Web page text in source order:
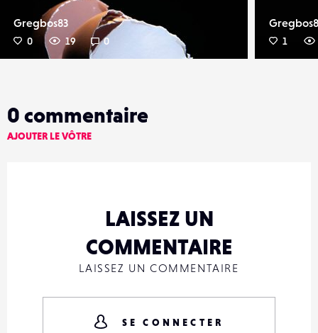
Gregbos83
0 19 0 1
0 commentaire
AJOUTER LE VÔTRE
LAISSEZ UN
COMMENTAIRE
LAISSEZ UN COMMENTAIRE
SE CONNECTER